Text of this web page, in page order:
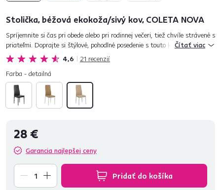
Stolička, béžová ekokoža/sivý kov, COLETA NOVA
4,6 21 recenzií
Spríjemnite si čas pri obede alebo pri rodinnej večeri, tiež chvíle strávené s
priateľmi. Doprajte si štýlové, pohodlné posedenie s touto krásnou,
nadčasovou stoličkou, ktorá do vášho domova zapadne,...
Čítať viac
Farba - detailná
28 €
Garancia najlepšej ceny
Pridať do košíka